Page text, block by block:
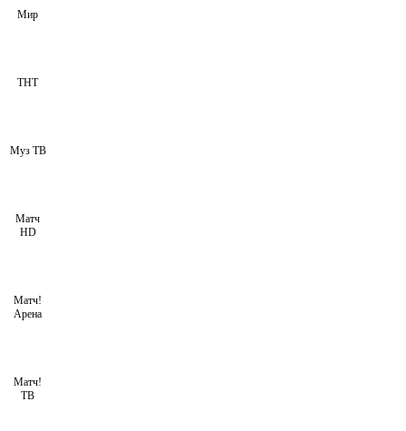
Мир
ТНТ
Муз ТВ
Матч
HD
Матч!
Арена
Матч!
ТВ